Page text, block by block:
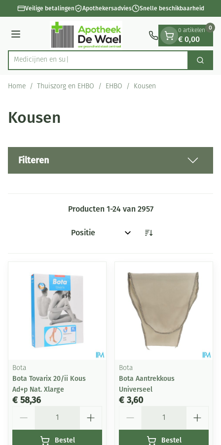
Ga naar de inhoud
1 van 1Veilige betalingen Apothekersadvies Snelle beschikbaarheid
Menu
Product, merk, categorie... Zoek
0 artikelen
€ 0,00
0
Home / Thuiszorg en EHBO / EHBO / Kousen
Kousen
Filteren
Producten 1-24van 2957
Sorteer op:
Bota
Bota Tovarix 20/ii Kous
Ad+p Nat. Xlarge
€ 58,36
Bestel
Bota
Bota Aantrekkous
Universeel
€ 3,60
Bestel